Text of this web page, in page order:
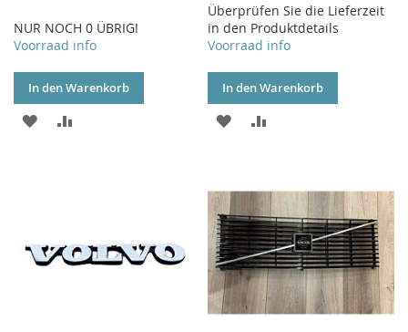
NUR NOCH 0 ÜBRIG!
Voorraad info
In den Warenkorb
ZUR
Überprüfen Sie die Lieferzeit
in den Produktdetails
Voorraad info
In den Warenkorb
ZUR